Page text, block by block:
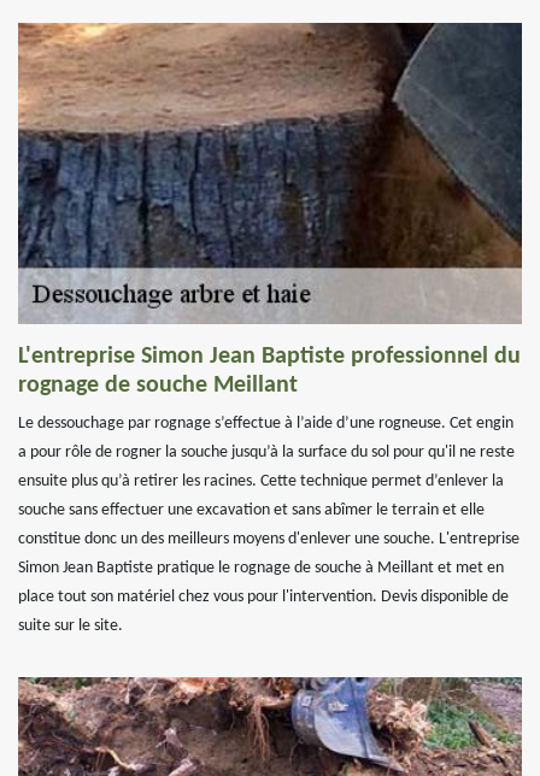
L'entreprise Simon Jean Baptiste professionnel du
rognage de souche Meillant
Le dessouchage par rognage s’effectue à l’aide d’une rogneuse. Cet engin
a pour rôle de rogner la souche jusqu’à la surface du sol pour qu'il ne reste
ensuite plus qu’à retirer les racines. Cette technique permet d’enlever la
souche sans effectuer une excavation et sans abîmer le terrain et elle
constitue donc un des meilleurs moyens d'enlever une souche. L'entreprise
Simon Jean Baptiste pratique le rognage de souche à Meillant et met en
place tout son matériel chez vous pour l'intervention. Devis disponible de
suite sur le site.